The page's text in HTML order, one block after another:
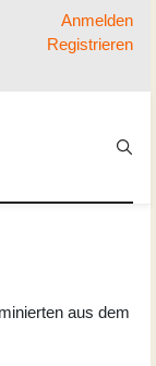
Anmelden
Registrieren
aus dem